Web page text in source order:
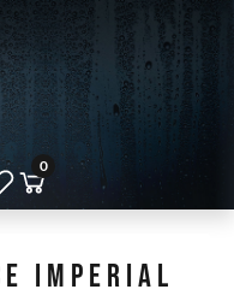
0
Imperial